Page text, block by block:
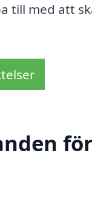
till med att